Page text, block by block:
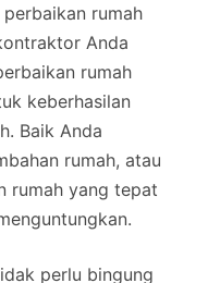
rumah
Anda
rumah
keberhasilan
Baik Anda
rumah, atau
rumah yang tepat
perlu bingung